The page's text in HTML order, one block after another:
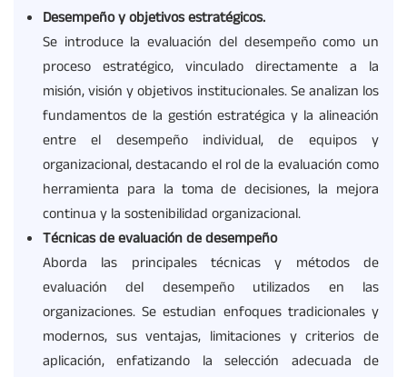
Desempeño y objetivos estratégicos.
Se introduce la evaluación del desempeño como un
proceso estratégico, vinculado directamente a la
misión, visión y objetivos institucionales. Se analizan los
fundamentos de la gestión estratégica y la alineación
entre el desempeño individual, de equipos y
organizacional, destacando el rol de la evaluación como
herramienta para la toma de decisiones, la mejora
continua y la sostenibilidad organizacional.
Técnicas de evaluación de desempeño
Aborda las principales técnicas y métodos de
evaluación del desempeño utilizados en las
organizaciones. Se estudian enfoques tradicionales y
modernos, sus ventajas, limitaciones y criterios de
aplicación, enfatizando la selección adecuada de